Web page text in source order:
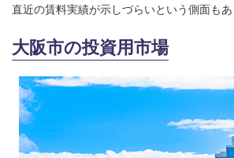
直近の賃料実績が示しづらいという側面もあ
大阪市の投資用市場